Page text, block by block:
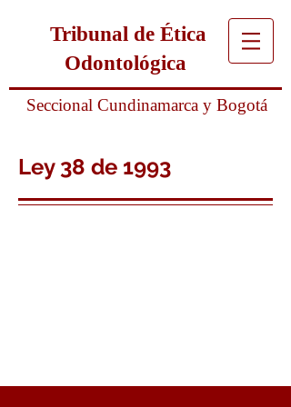
Tribunal de Ética
Odontológica
Seccional Cundinamarca y Bogotá
Ley 38 de 1993